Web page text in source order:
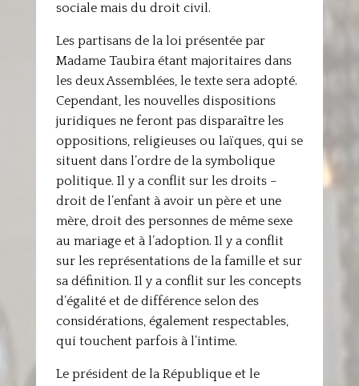
sociale mais du droit civil.
Les partisans de la loi présentée par
Madame Taubira étant majoritaires dans
les deux Assemblées, le texte sera adopté.
Cependant, les nouvelles dispositions
juridiques ne feront pas disparaître les
oppositions, religieuses ou laïques, qui se
situent dans l’ordre de la symbolique
politique. Il y a conflit sur les droits –
droit de l’enfant à avoir un père et une
mère, droit des personnes de même sexe
au mariage et à l’adoption. Il y a conflit
sur les représentations de la famille et sur
sa définition. Il y a conflit sur les concepts
d’égalité et de différence selon des
considérations, également respectables,
qui touchent parfois à l’intime.
Le président de la République et le